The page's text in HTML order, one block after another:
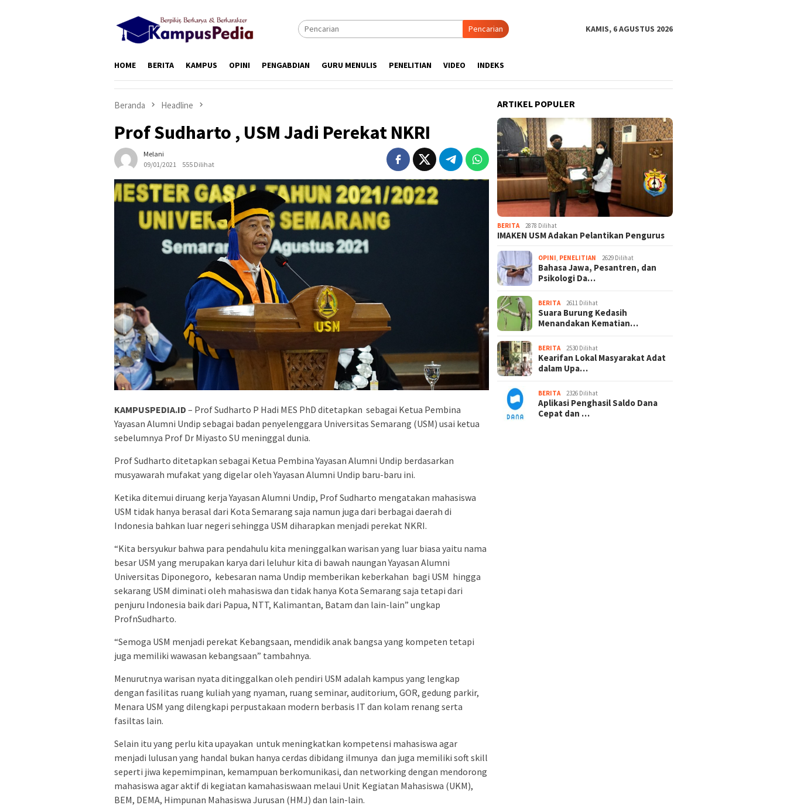
Pencarian KAMIS, 6 AGUSTUS 2026
HOME BERITA KAMPUS OPINI PENGABDIAN GURU MENULIS PENELITIAN VIDEO INDEKS
Beranda Headline
Prof Sudharto , USM Jadi Perekat NKRI
Melani
09/01/2021
555 Dilihat
KAMPUSPEDIA.ID – Prof Sudharto P Hadi MES PhD ditetapkan sebagai Ketua Pembina
Yayasan Alumni Undip sebagai badan penyelenggara Universitas Semarang (USM) usai ketua
sebelumnya Prof Dr Miyasto SU meninggal dunia.
Prof Sudharto ditetapkan sebagai Ketua Pembina Yayasan Alumni Undip berdasarkan
musyawarah mufakat yang digelar oleh Yayasan Alumni Undip baru-baru ini.
Ketika ditemui diruang kerja Yayasan Alumni Undip, Prof Sudharto mengatakan mahasiswa
USM tidak hanya berasal dari Kota Semarang saja namun juga dari berbagai daerah di
Indonesia bahkan luar negeri sehingga USM diharapkan menjadi perekat NKRI.
“Kita bersyukur bahwa para pendahulu kita meninggalkan warisan yang luar biasa yaitu nama
besar USM yang merupakan karya dari leluhur kita di bawah naungan Yayasan Alumni
Universitas Diponegoro, kebesaran nama Undip memberikan keberkahan bagi USM hingga
sekarang USM diminati oleh mahasiswa dan tidak hanya Kota Semarang saja tetapi dari
penjuru Indonesia baik dari Papua, NTT, Kalimantan, Batam dan lain-lain” ungkap
ProfnSudharto.
“Semoga USM menjadi perekat Kebangsaan, mendidik anak bangsa yang kompeten tetapi
juga memiliki wawasan kebangsaan” tambahnya.
Menurutnya warisan nyata ditinggalkan oleh pendiri USM adalah kampus yang lengkap
dengan fasilitas ruang kuliah yang nyaman, ruang seminar, auditorium, GOR, gedung parkir,
Menara USM yang dilengkapi perpustakaan modern berbasis IT dan kolam renang serta
fasiltas lain.
Selain itu yang perlu kita upayakan untuk meningkatkan kompetensi mahasiswa agar
menjadi lulusan yang handal bukan hanya cerdas dibidang ilmunya dan juga memiliki soft skill
seperti jiwa kepemimpinan, kemampuan berkomunikasi, dan networking dengan mendorong
mahasiswa agar aktif di kegiatan kamahasiswaan melaui Unit Kegiatan Mahasiswa (UKM),
BEM, DEMA, Himpunan Mahasiswa Jurusan (HMJ) dan lain-lain.
ARTIKEL POPULER
BERITA 2878 Dilihat
IMAKEN USM Adakan Pelantikan Pengurus
OPINI PENELITIAN 2629 Dilihat
Bahasa Jawa, Pesantren, dan
Psikologi Da…
BERITA 2611 Dilihat
Suara Burung Kedasih
Menandakan Kematian…
BERITA 2530 Dilihat
Kearifan Lokal Masyarakat Adat
dalam Upa…
BERITA 2326 Dilihat
Aplikasi Penghasil Saldo Dana
Cepat dan …